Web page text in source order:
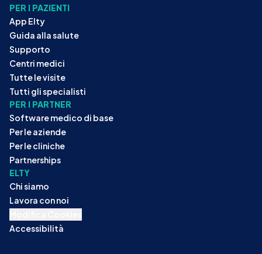
PER I PAZIENTI
App Elty
Guida alla salute
Supporto
Centri medici
Tutte le visite
Tutti gli specialisti
PER I PARTNER
Software medico di base
Per le aziende
Per le cliniche
Partnerships
ELTY
Chi siamo
Lavora con noi
Accessibilità